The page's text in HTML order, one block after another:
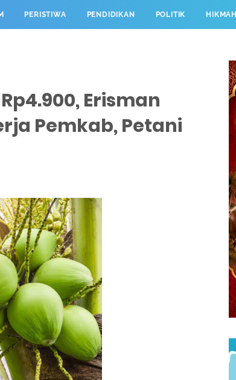
PERISTIWA PENDIDIKAN POLITIK HIKMAH
Erisman
Pemkab, Petani